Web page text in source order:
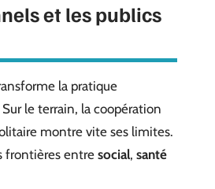
et les publics
la pratique
Sur le terrain, la coopération
montre vite ses limites.
frontières entre social, santé